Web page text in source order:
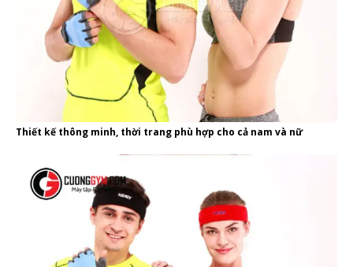
Thiết kế thông minh, thời trang phù hợp cho cả nam và nữ